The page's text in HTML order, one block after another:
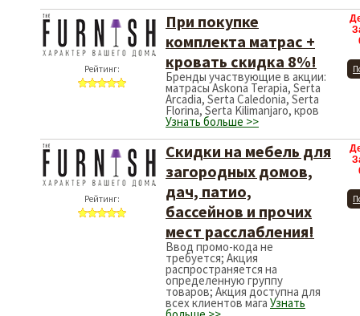
Рейтинг:
При покупке
комплекта матрас +
кровать скидка 8%!
Бренды участвующие в акции:
матрасы Askona Terapia, Serta
Arcadia, Serta Caledonia, Serta
Florina, Serta Kilimanjaro, кров
Узнать больше >>
Рейтинг:
Скидки на мебель для
загородных домов,
дач, патио,
бассейнов и прочих
мест расслабления!
Ввод промо-кода не
требуется; Акция
распространяется на
определенную группу
товаров; Акция доступна для
всех клиентов мага Узнать